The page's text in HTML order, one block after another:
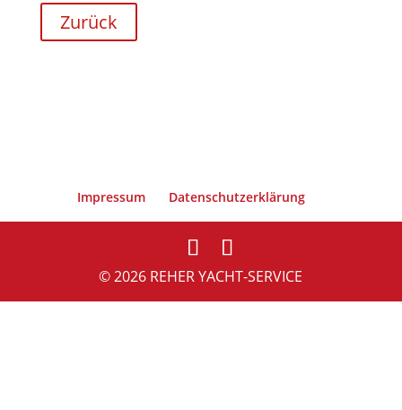
Zurück
Impressum Datenschutzerklärung
© 2026 REHER YACHT-SERVICE